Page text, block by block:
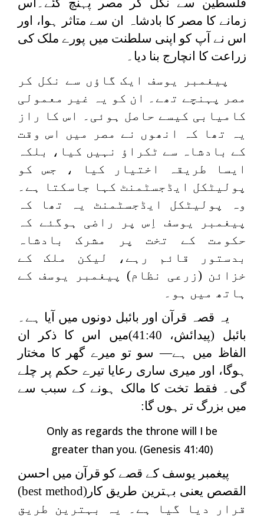
فلسطین سے نکل کر مصر پہنچ گئے۔اس
زمانے کا مصر کا بادشاہ ان سے متاثر ہوا، اور
اس نے آپ کو اپنی سلطنت میں پورے ملک کی
زراعت کا انچارج بنا دیا۔
پیغمبر یوسف ایک گاؤں سے نکل کر
مصر پہنچے تھے۔ ان کو یہ غیر معمولی
کامیابی کیسے حاصل ہوئی۔ اس کا راز
یہ تھا کہ انھوں نے مصر میں اس وقت
کے بادشاہ سے ٹکراؤ نہیں کیا، بلکہ
ایسا طریقہ اختیار کیا ، جس کو
پولیٹکل ایڈجسٹمنٹ کہا جاسکتا ہے۔
وہ پولیٹکل ایڈجسٹمنٹ یہ تھا کہ
پیغمبر یوسف اِس پر راضی ہوگئے کہ
حکومت کے تخت پر مشرک بادشاہ
بدستور قائم رہے، لیکن ملک کے
خزائن (زرعی نظام) پیغمبر یوسف کے
ہاتھ میں ہو۔
یہ قصہ قرآن اور بائبل دونوں میں آیا ہے۔
بائبل (پیدائش، 41:40)میں اس کا ذکر ان
الفاظ میں ہے— سو تو میرے گھر کا مختار
ہوگا، اور میری ساری رعایا تیرے حکم پر چلے
گی۔ فقط تخت کا مالک ہونے کے سبب سے
میں بزرگ تر ہوں گا:
Only as regards the throne will I be
greater than you. (Genesis 41:40)
پیغمبر یوسف کے قصے کو قرآن میں احسن
القصص یعنی بہترین طریق کار(best method
)
قرار دیا گیا ہے۔ یہ بہترین طریق